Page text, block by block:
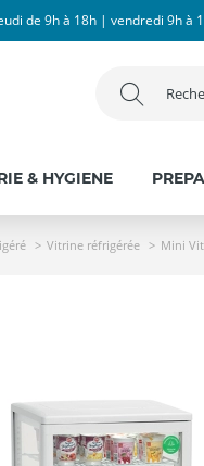
de 9h à 18h | vendredi 9h à
& HYGIENE
Vitrine réfrigérée Mini